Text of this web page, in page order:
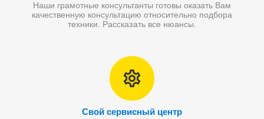
Наши грамотные консультанты готовы оказать Вам
качественную консультацию относительно подбора
техники. Рассказать все нюансы.
Свой сервисный центр